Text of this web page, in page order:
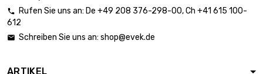
 Rufen Sie uns an: De +49 208 376-298-00, Ch +41 615 100-
612
 Schreiben Sie uns an: shop@evek.de
ARTIKEL